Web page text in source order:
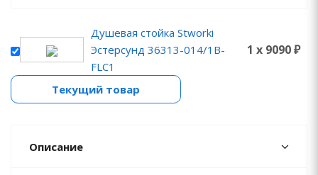
Душевая стойка Stworki
Эстерсунд 36313-014/1B-
FLC1
1 x 9090 ₽
Текущий товар
Описание